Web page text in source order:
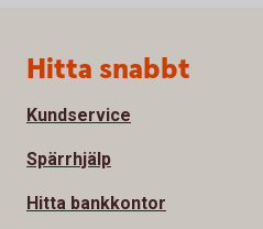
Sidfot
Hitta snabbt
Kundservice
Spärrhjälp
Hitta bankkontor